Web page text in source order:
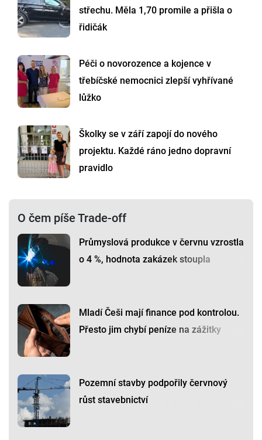
střechu. Měla 1,70 promile a přišla o
řidičák
Péči o novorozence a kojence v
třebíčské nemocnici zlepší vyhřívané
lůžko
Školky se v září zapojí do nového
projektu. Každé ráno jedno dopravní
pravidlo
O čem píše Trade-off
Průmyslová produkce v červnu vzrostla
o 4 %, hodnota zakázek stoupla
Mladí Češi mají finance pod kontrolou.
Přesto jim chybí peníze na zážitky
Pozemní stavby podpořily červnový
růst stavebnictví